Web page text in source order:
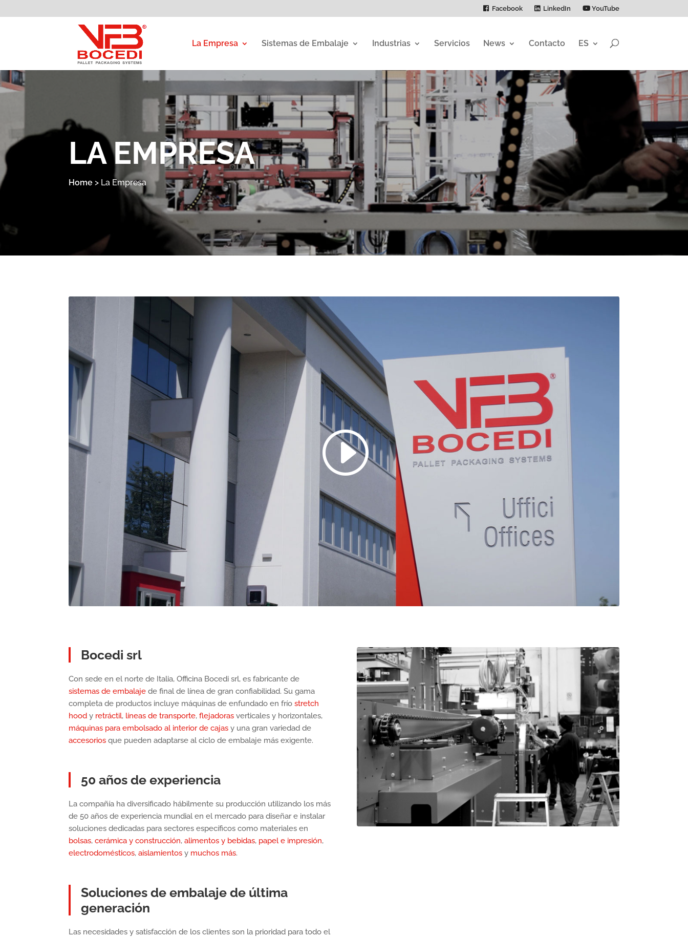
Facebook LinkedIn YouTube
La Empresa Sistemas de Embalaje Industrias Servicios News Contacto ES
LA EMPRESA
Home > La Empresa
Bocedi srl
Con sede en el norte de Italia, Officina Bocedi srl, es fabricante de
sistemas de embalaje de final de línea de gran confiabilidad. Su gama
completa de productos incluye máquinas de enfundado en fríostretch
hood y retráctil, líneas de transporte,flejadoras verticales y horizontales,
máquinas para embolsado al interior de cajas y una gran variedad de
accesorios que pueden adaptarse al ciclo de embalaje más exigente.
50 años de experiencia
La compañía ha diversificado hábilmente su producción utilizando los más
de 50 años de experiencia mundial en el mercado para diseñar e instalar
soluciones dedicadas para sectores específicos como materiales en
bolsas,cerámica y construcción,alimentos y bebidas, papel e impresión,
electrodomésticos,aislamientos y muchos más.
Soluciones de embalaje de última
generación
Las necesidades y satisfacción de los clientes son la prioridad para todo el